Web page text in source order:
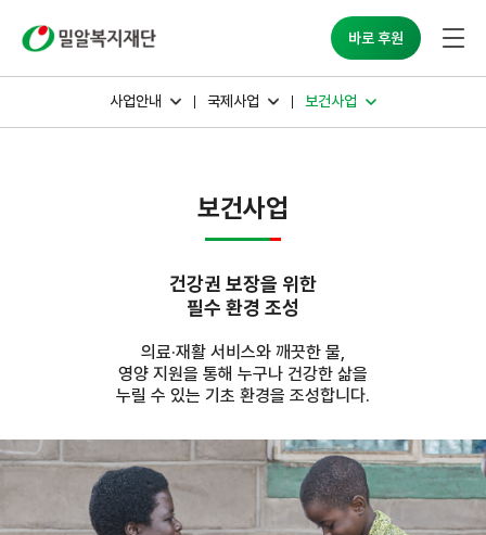
바로 후원
사업안내 국제사업 보건사업
보건사업
건강권 보장을 위한
필수 환경 조성
의료·재활 서비스와 깨끗한 물,
영양 지원을 통해 누구나 건강한 삶을
누릴 수 있는 기초 환경을 조성합니다.